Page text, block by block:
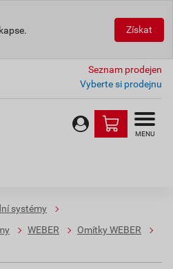
Získat
Seznam prodejen
Vyberte si prodejnu
MENU
systémy
WEBER
Omítky WEBER